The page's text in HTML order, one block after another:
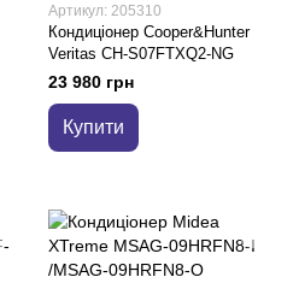
Артикул: 205310
Кондиціонер Cooper&Hunter
Veritas CH-S07FTXQ2-NG
23 980 грн
Купити